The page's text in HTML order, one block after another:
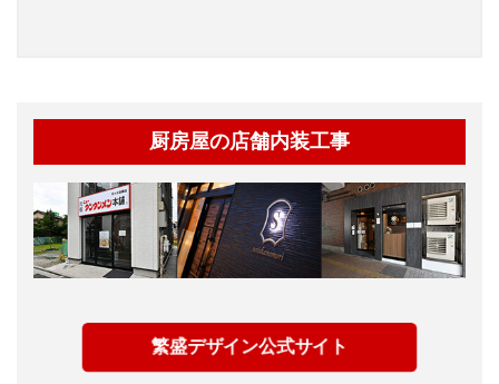
厨房屋の店舗内装工事
繁盛デザイン公式サイト